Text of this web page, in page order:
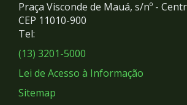
Redes
Sociais
Praça Visconde de Mauá, s/nº -
CEP 11010-900
Tel:
(13) 3201-5000
Lei de Acesso à Informação
Sitemap